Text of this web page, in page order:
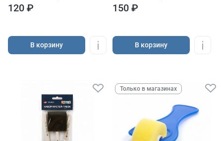
120 ₽
В корзину
150 ₽
В корзину
Только в магазинах